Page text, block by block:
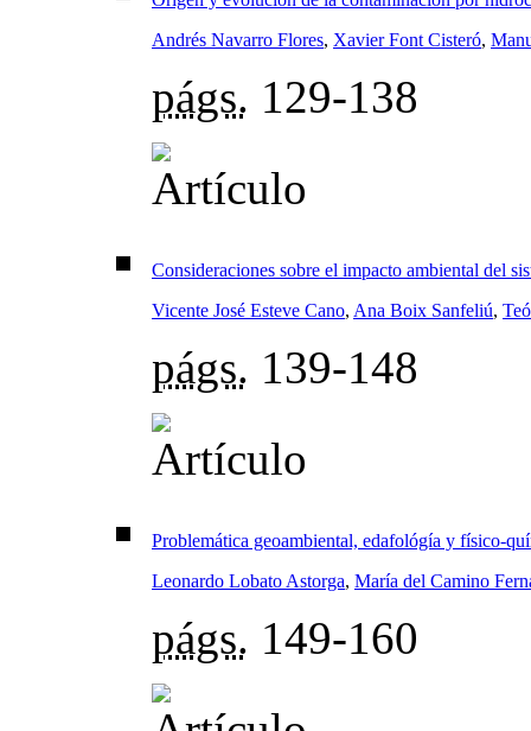
Andrés Navarro Flores, Xavier Font Cisteró,
págs. 129-138
Consideraciones sobre el impacto ambiental del
Vicente José Esteve Cano, Ana Boix Sanfeliú,
págs. 139-148
Problemática geoambiental, edafológía y físico-
Leonardo Lobato Astorga, María del Camino
págs. 149-160